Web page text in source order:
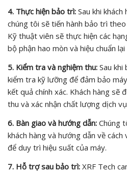
4. Thực hiện bảo trì: Sau khi
chúng tôi sẽ tiến hành bảo trì
Kỹ thuật viên sẽ thực hiện các
bộ phận hao mòn và hiệu chuẩn lại
5. Kiểm tra và nghiệm thu: Sau
kiểm tra kỹ lưỡng để đảm bảo
kết quả chính xác. Khách hàng sẽ
thu và xác nhận chất lượng dịch
6. Bàn giao và hướng dẫn: Chúng
khách hàng và hướng dẫn về
để duy trì hiệu suất của máy.
7. Hỗ trợ sau bảo trì: XRF Tech